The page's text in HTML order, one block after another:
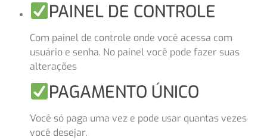
PAINEL DE CONTROLE
Com painel de controle onde você acessa com
usuário e senha. No painel você pode fazer suas
alterações
PAGAMENTO ÚNICO
Você só paga uma vez e pode usar quantas vezes
você desejar.